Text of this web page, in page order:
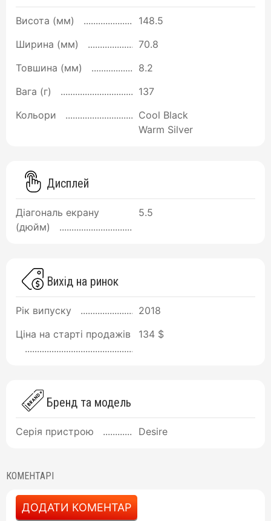
Висота (мм)
148.5
Ширина (мм)
70.8
Товшина (мм)
8.2
Вага (г)
137
Кольори
Cool Black
Warm Silver
Дисплей
Діагональ екрану
(дюйм)
5.5
Вихід на ринок
Рік випуску
2018
Ціна на старті продажів
134 $
Бренд та модель
Серія пристрою Desire
КОМЕНТАРІ
ДОДАТИ КОМЕНТАР